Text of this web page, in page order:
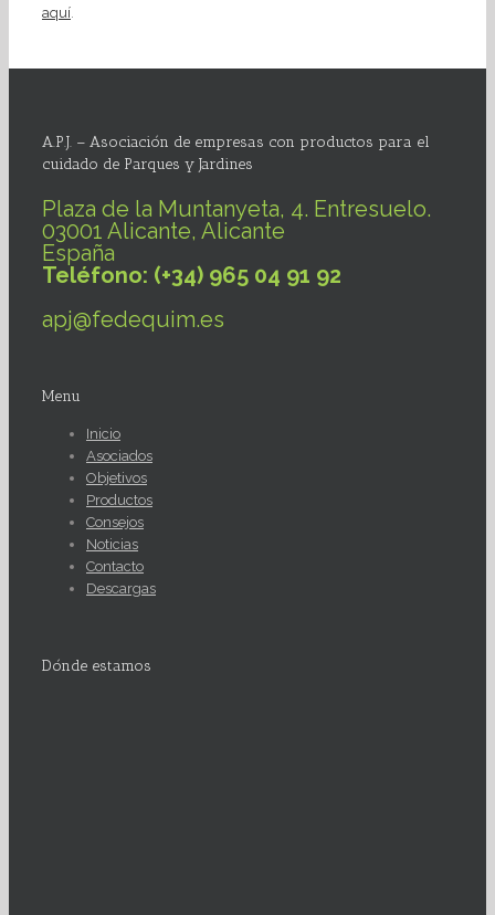
aquí.
A.P.J. – Asociación de empresas con productos para el
cuidado de Parques y Jardines
Plaza de la Muntanyeta, 4. Entresuelo.
03001 Alicante, Alicante
España
Teléfono: (+34) 965 04 91 92
apj@fedequim.es
Menu
Inicio
Asociados
Objetivos
Productos
Consejos
Noticias
Contacto
Descargas
Dónde estamos